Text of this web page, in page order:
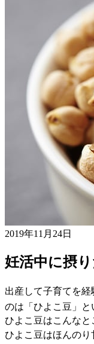
2019年11月24日
妊活中に摂
出産して子育てを
のは「ひよこ豆」と
ひよこ豆はこんなと
ひよこ豆はほんの